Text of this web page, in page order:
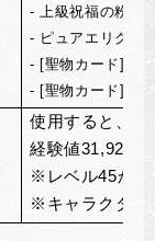
- 上級祝福の粉箱(
- ピュアエリクサ
- [聖物カード]チ
- [聖物カード]チ
使用すると、
経験値
※レベル45から
※キャラクター